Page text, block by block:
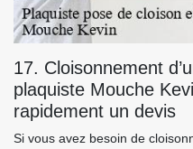
17. Cloisonnement
plaquiste Mouche
rapidement un devis
Si vous avez besoin de